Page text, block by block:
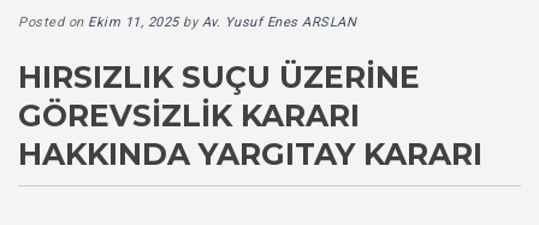
Posted on Ekim 11, 2025byAv. Yusuf Enes ARSLAN
HIRSIZLIK SUÇU ÜZERINE
GÖREVSIZLIK KARARI
HAKKINDA YARGITAY KARARI